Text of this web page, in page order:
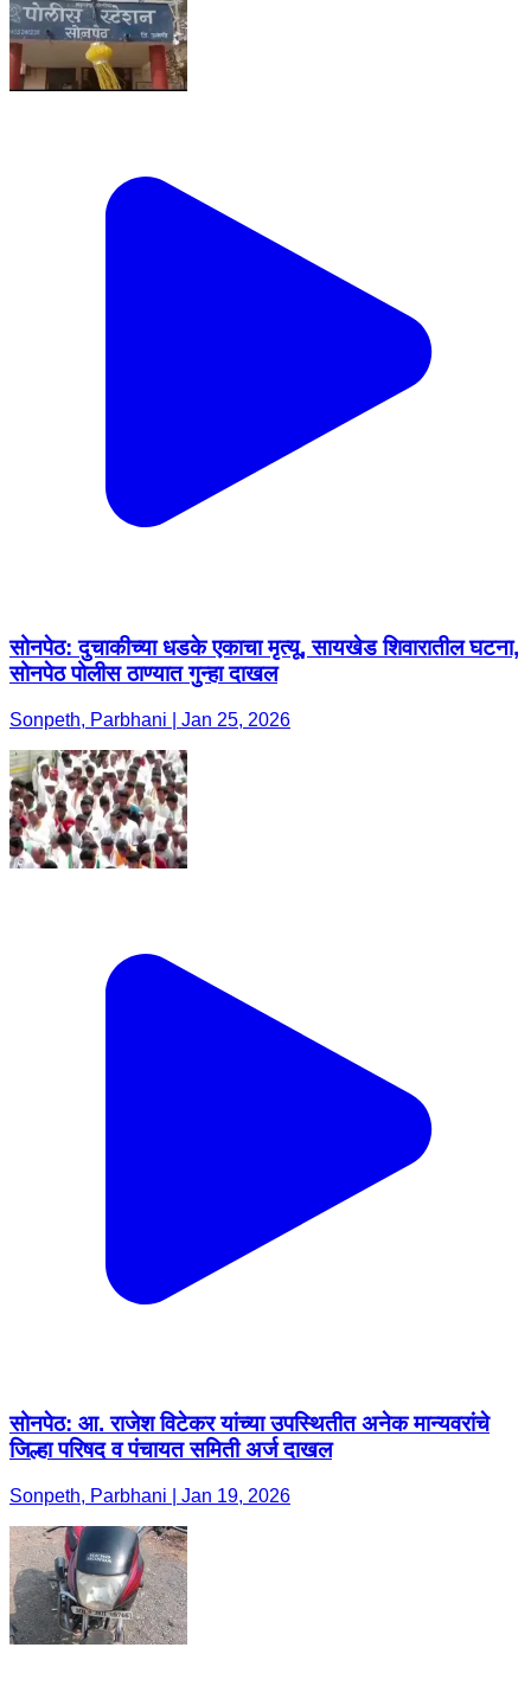
सोनपेठ: दुचाकीच्या धडके एकाचा मृत्यू, सायखेड शिवारातील घटना,
सोनपेठ पोलीस ठाण्यात गुन्हा दाखल
Sonpeth, Parbhani | Jan 25, 2026
सोनपेठ: आ. राजेश विटेकर यांच्या उपस्थितीत अनेक मान्यवरांचे
जिल्हा परिषद व पंचायत समिती अर्ज दाखल
Sonpeth, Parbhani | Jan 19, 2026